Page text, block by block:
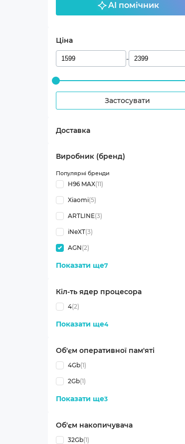
AI помічник
Ціна
-
Застосувати
Доставка
Виробник (бренд)
Популярні бренди
H96 MAX(11)
Xiaomi(5)
ARTLINE(3)
iNeXT(3)
AGN(2)
Показати ще7
Кіл-ть ядер процесора
4(2)
Показати ще4
Об'єм оперативної пам'яті
4Gb(1)
2Gb(1)
Показати ще3
Об'єм накопичувача
32Gb(1)